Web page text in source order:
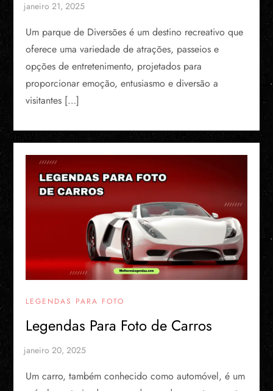
Um parque de Diversões é um destino recreativo que
oferece uma variedade de atrações, passeios e
opções de entretenimento, projetados para
proporcionar emoção, entusiasmo e diversão a
visitantes […]
LEGENDAS PARA FOTO
Legendas Para Foto de Carros
Um carro, também conhecido como automóvel, é um